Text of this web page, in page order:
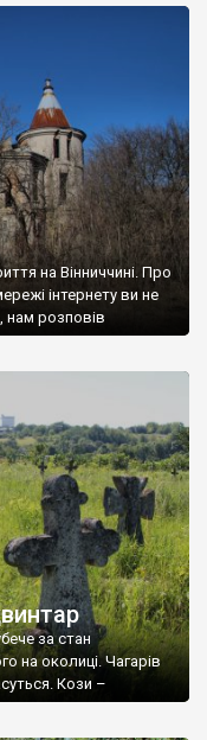
на Вінниччині. Про
інтернету ви не
нам розповів
вразив не лише
за стан
на околиці. Чагарів
Кози –
кладовищ,